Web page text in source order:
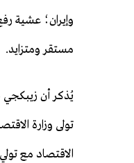
وإيران؛ عشية
مستقر ومتزايد.
الاقتصاد مع تولي "بن